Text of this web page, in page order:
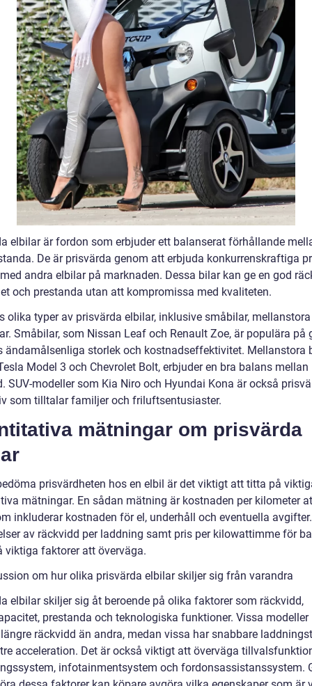
elbilar är fordon som erbjuder ett balanserat förhållande
De är prisvärda genom att erbjuda konkurrenskraftiga
andra elbilar på marknaden. Dessa bilar kan ge en god
och prestanda utan att kompromissa med kvaliteten.
olika typer av prisvärda elbilar, inklusive småbilar,
Småbilar, som Nissan Leaf och Renault Zoe, är populära på
ändamålsenliga storlek och kostnadseffektivitet. Mellanstora
Model 3 och Chevrolet Bolt, erbjuder en bra balans mellan
SUV-modeller som Kia Niro och Hyundai Kona är också
som tilltalar familjer och friluftsentusiaster.
mätningar om prisvärda
prisvärdheten hos en elbil är det viktigt att titta på
mätningar. En sådan mätning är kostnaden per kilometer
inkluderar kostnaden för el, underhåll och eventuella avgifter.
av räckvidd per laddning samt pris per kilowattimme för
viktiga faktorer att överväga.
om hur olika prisvärda elbilar skiljer sig från varandra
elbilar skiljer sig åt beroende på olika faktorer som räckvidd,
prestanda och teknologiska funktioner. Vissa modeller
räckvidd än andra, medan vissa har snabbare
acceleration. Det är också viktigt att överväga
infotainmentsystem och fordonsassistanssystem.